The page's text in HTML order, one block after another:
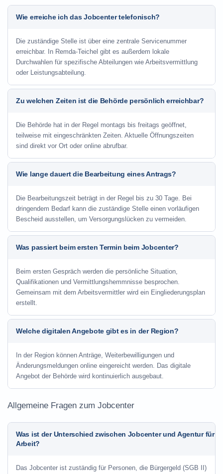
Wie erreiche ich das Jobcenter telefonisch?
Die zuständige Stelle ist über eine zentrale Servicenummer
erreichbar. In Remda-Teichel gibt es außerdem lokale
Durchwahlen für spezifische Abteilungen wie Arbeitsvermittlung
oder Leistungsabteilung.
Zu welchen Zeiten ist die Behörde persönlich erreichbar?
Die Behörde hat in der Regel montags bis freitags geöffnet,
teilweise mit eingeschränkten Zeiten. Aktuelle Öffnungszeiten
sind direkt vor Ort oder online abrufbar.
Wie lange dauert die Bearbeitung eines Antrags?
Die Bearbeitungszeit beträgt in der Regel bis zu 30 Tage. Bei
dringendem Bedarf kann die zuständige Stelle einen vorläufigen
Bescheid ausstellen, um Versorgungslücken zu vermeiden.
Was passiert beim ersten Termin beim Jobcenter?
Beim ersten Gespräch werden die persönliche Situation,
Qualifikationen und Vermittlungshemmnisse besprochen.
Gemeinsam mit dem Arbeitsvermittler wird ein Eingliederungsplan
erstellt.
Welche digitalen Angebote gibt es in der Region?
In der Region können Anträge, Weiterbewilligungen und
Änderungsmeldungen online eingereicht werden. Das digitale
Angebot der Behörde wird kontinuierlich ausgebaut.
Allgemeine Fragen zum Jobcenter
Was ist der Unterschied zwischen Jobcenter und Agentur für
Arbeit?
Das Jobcenter ist zuständig für Personen, die Bürgergeld (SGB II)